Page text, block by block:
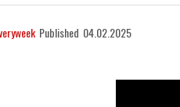
Published 04.02.2025